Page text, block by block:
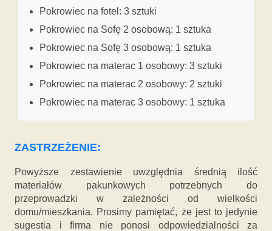
Pokrowiec na fotel: 3 sztuki
Pokrowiec na Sofę 2 osobową: 1 sztuka
Pokrowiec na Sofę 3 osobową: 1 sztuka
Pokrowiec na materac 1 osobowy: 3 sztuki
Pokrowiec na materac 2 osobowy: 2 sztuki
Pokrowiec na materac 3 osobowy: 1 sztuka
ZASTRZEŻENIE:
Powyższe zestawienie uwzględnia średnią ilość
materiałów pakunkowych potrzebnych do
przeprowadzki w zależności od wielkości
domu/mieszkania. Prosimy pamiętać, że jest to jedynie
sugestia i firma nie ponosi odpowiedzialności za